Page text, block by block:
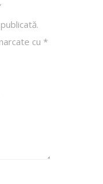
cu *